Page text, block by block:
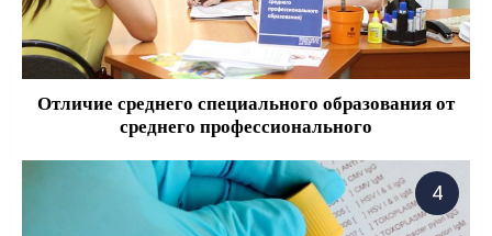
Отличие среднего специального образования от
среднего профессионального